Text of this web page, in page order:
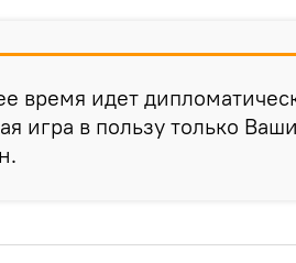
время идет
игра в пользу только